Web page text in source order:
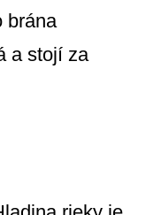
brána
a stojí za